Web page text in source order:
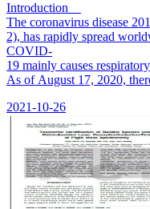
Introduction
The coronavirus disease
2), has rapidly spread
COVID-
19 mainly causes
As of August 17, 2020,
2021-10-26